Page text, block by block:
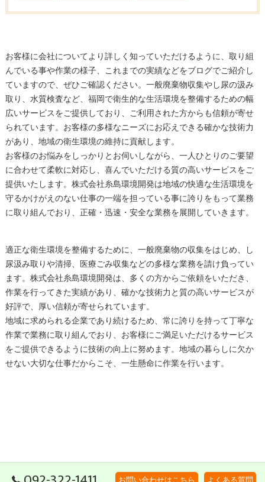
お客様に会社についてより詳しく知っていただけるように、取り組
んでいる事や作業の様子、これまでの実績などをブログでご紹介し
ていますので、ぜひご確認ください。一般廃棄物収集やし尿の汲み
取り、水質検査など、福岡で衛生的な生活環境を整備するための幅
広いサービスをご提供しており、ご利用された方からも信頼が寄せ
られています。お客様の多様なニーズにお応えできる確かな技術力
があり、地域の衛生環境の維持に貢献します。
お客様のお悩みをしっかりとお伺いしながら、一人ひとりのご要望
に合わせて柔軟に対応し、喜んでいただける質の高いサービスをご
提供いたします。株式会社糸島環境開発は地域の快適な生活環境を
守るかけがえのない仕事の一端を担っている事に誇りをもって業務
に取り組んでおり、正確・迅速・安全な業務を展開していきます。
適正な衛生環境を整備するために、一般廃棄物の収集をはじめ、し
尿汲み取りや清掃、医療ごみ収集などの多様な業務を請け負ってい
ます。株式会社糸島環境開発は、多くの方からご依頼をいただき、
作業を行ってきた実績があり、確かな技術力と質の高いサービスが
好評で、厚い信頼が寄せられています。
地域に求められる企業であり続けるため、常に誇りを持って丁寧な
作業で業務に取り組んでおり、お客様にご満足いただけるサービス
をご提供できるように技術の向上に努めます。地域の暮らしに欠か
せない大切な仕事だからこそ、一生懸命に作業を行います。